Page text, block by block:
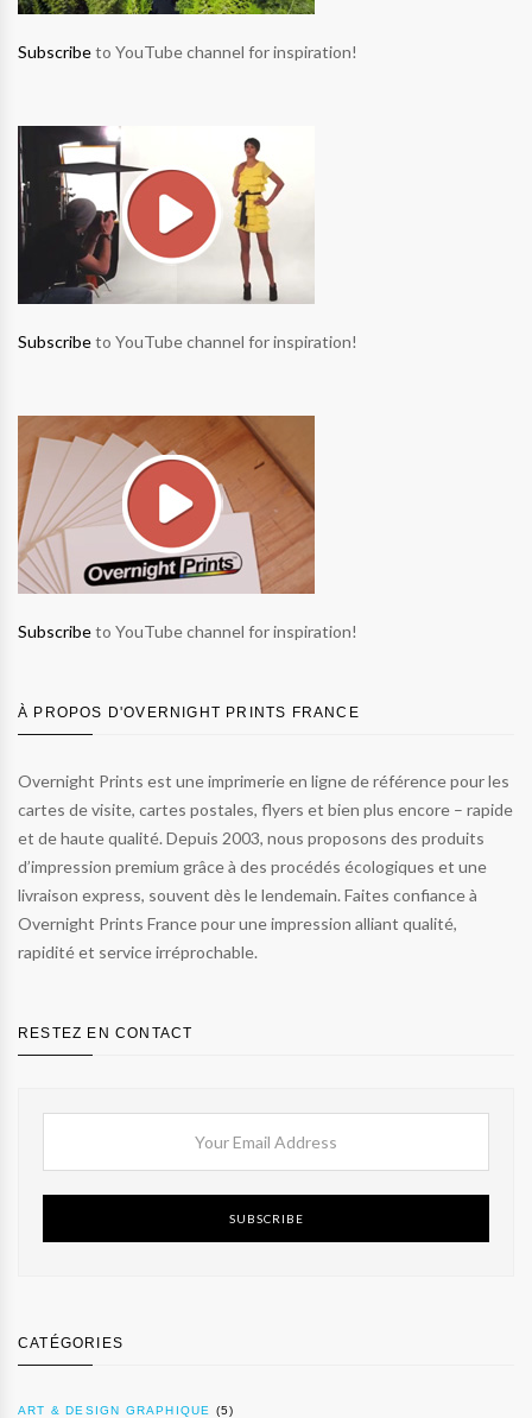
Subscribeto YouTube channel for inspiration!
Subscribeto YouTube channel for inspiration!
Subscribeto YouTube channel for inspiration!
À PROPOS D'OVERNIGHT PRINTS FRANCE
Overnight Prints est une imprimerie en ligne de référence pour les
cartes de visite, cartes postales, flyers et bien plus encore – rapide
et de haute qualité. Depuis 2003, nous proposons des produits
d’impression premium grâce à des procédés écologiques et une
livraison express, souvent dès le lendemain. Faites confiance à
Overnight Prints France pour une impression alliant qualité,
rapidité et service irréprochable.
RESTEZ EN CONTACT
SUBSCRIBE
CATÉGORIES
ART & DESIGN GRAPHIQUE (5)